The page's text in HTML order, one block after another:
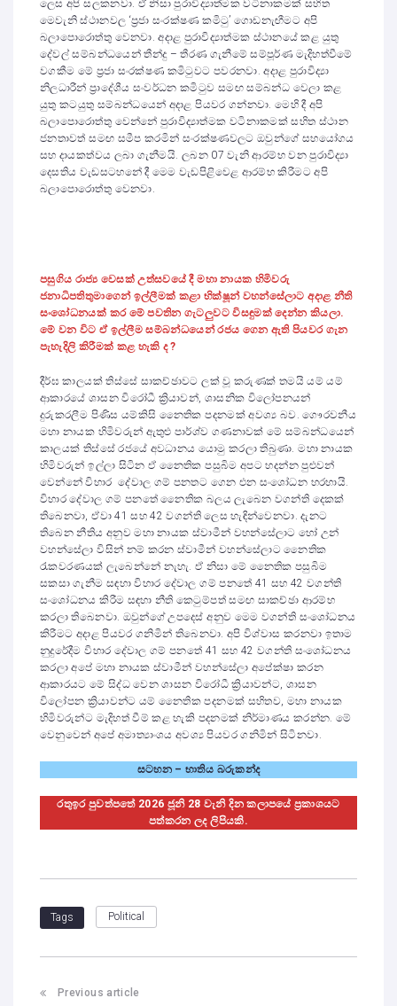
ලෙස අපි සලකනවා. ඒ නිසා පුරාවිද්‍යාත්මක වටිනාකමක් සහිත
මෙවැනි ස්ථානවල ‘ප්‍රජා සංරක්ෂණ කමිටු’ ගොඩනැඟීමට අපි
බලාපොරොත්තු වෙනවා. අදාළ පුරාවිද්‍යාත්මක ස්ථානයේ කළ යුතු
දේවල් සම්බන්ධයෙන් තීන්දු – තීරණ ගැනීමේ සම්පූර්ණ මැදිහත්වීමේ
වගකීම මේ ප්‍රජා සංරක්ෂණ කමිටුවට පවරනවා. අදාළ පුරාවිද්‍යා
නිලධාරීන් ප්‍රාදේශීය සංවර්ධන කමිටුව සමඟ සම්බන්ධ වෙලා කළ
යුතු කටයුතු සම්බන්ධයෙන් අදාළ පියවර ගන්නවා. මෙහි දී අපි
බලාපොරොත්තු වෙන්නේ පුරාවිද්‍යාත්මක වටිනාකමක් සහිත ස්ථාන
ජනතාවත් සමඟ සමීප කරමින් සංරක්ෂණවලට ඔවුන්ගේ සහයෝගය
සහ දායකත්වය ලබා ගැනීමයි. ලබන 07 වැනි ආරම්භ වන පුරාවිද්‍යා
දෙසතිය වැඩසටහනේ දී මෙම වැඩපිළිවෙළ ආරම්භ කිරීමට අපි
බලාපොරොත්තු වෙනවා.
පසුගිය රාජ්‍ය වෙසක් උත්සවයේ දී මහා නායක හිමිවරු
ජනාධිපතිතුමාගෙන් ඉල්ලීමක් කළා භික්ෂූන් වහන්සේලාට අදාළ නීති
සංශෝධනයක් කර මේ පවතින ගැටලුවට විසඳුමක් දෙන්න කියලා.
මේ වන විට ඒ ඉල්ලීම සම්බන්ධයෙන් රජය ගෙන ඇති පියවර ගැන
පැහැදිලි කිරීමක් කළ හැකි ද ?
දීර්ඝ කාලයක් තිස්සේ සාකච්ඡාවට ලක් වූ කරුණක් තමයි යම් යම්
ආකාරයේ ශාසන විරෝධී ක්‍රියාවන්, ශාසනික විලෝපනයන්
දුරුකරලීම පිණිස යම්කිසි නෛතික පදනමක් අවශ්‍ය බව. ගෞරවනීය
මහා නායක හිමිවරුන් ඇතුළු පාර්ශ්ව ගණනාවක් මේ සම්බන්ධයෙන්
කාලයක් තිස්සේ රජයේ අවධානය යොමු කරලා තිබුණා. මහා නායක
හිමිවරුන් ඉල්ලා සිටින ඒ නෛතික පසුබිම අපට හදන්න පුළුවන්
වෙන්නේ විහාර දේවාල ගම් පනතට ගෙන එන සංශෝධන හරහායි.
විහාර දේවාල ගම් පනතේ නෛතික බලය ලැබෙන වගන්ති දෙකක්
තිබෙනවා, ඒවා 41 සහ 42 වගන්ති ලෙස හැඳින්වෙනවා. දැනට
තිබෙන නීතිය අනුව මහා නායක ස්වාමීන් වහන්සේලාට හෝ උන්
වහන්සේලා විසින් නම් කරන ස්වාමීන් වහන්සේලාට නෛතික
රැකවරණයක් ලැබෙන්නේ නැහැ. ඒ නිසා මේ නෛතික පසුබිම
සකසා ගැනීම සඳහා විහාර දේවාල ගම් පනතේ 41 සහ 42 වගන්ති
සංශෝධනය කිරීම සඳහා නීති කෙටුම්පත් සමඟ සාකච්ඡා ආරම්භ
කරලා තිබෙනවා. ඔවුන්ගේ උපදෙස් අනුව මෙම වගන්ති සංශෝධනය
කිරීමට අදාළ පියවර ගනිමින් තිබෙනවා. අපි විශ්වාස කරනවා ඉතාම
නුදුරේදීම විහාර දේවාල ගම් පනතේ 41 සහ 42 වගන්ති සංශෝධනය
කරලා අපේ මහා නායක ස්වාමීන් වහන්සේලා අපේක්ෂා කරන
ආකාරයට මේ සිද්ධ වෙන ශාසන විරෝධී ක්‍රියාවන්ට, ශාසන
විලෝපන ක්‍රියාවන්ට යම් නෛතික පදනමක් සහිතව, මහා නායක
හිමිවරුන්ට මැදිහත් වීම් කළ හැකි පදනමක් නිර්මාණය කරන්න. මේ
වෙනුවෙන් අපේ අමාත්‍යාංශය අවශ්‍ය පියවර ගනිමින් සිටිනවා.
සටහන – භාතිය බරුකන්ද
රතුඉර පුවත්පතේ 2026 ජූනි 28 වැනි දින කලාපයේ ප්‍රකාශයට
පත්කරන ලද ලිපියකි.
Tags Political
Previous article